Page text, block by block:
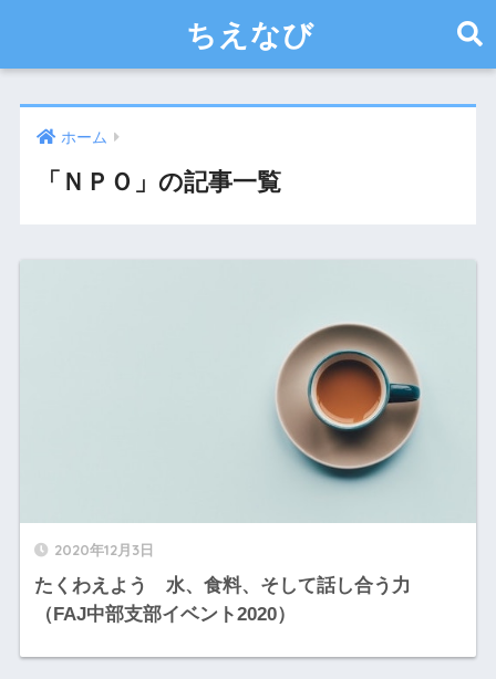
ちえなび
ホーム
「ＮＰＯ」の記事一覧
2020年12月3日
たくわえよう 水、食料、そして話し合う力
（FAJ中部支部イベント2020）